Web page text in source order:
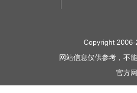
Copyright
网站信息仅供参考，不
官方